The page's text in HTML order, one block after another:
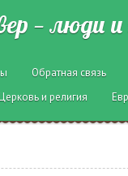
— люди и
Обратная связь
Церковь и религия